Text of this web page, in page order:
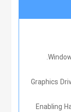
3. Graphics
4.